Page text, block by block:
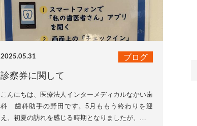
2025.05.31 ブログ
診察券に関して
こんにちは、医療法人インターメディカルなかい歯
科 歯科助手の野田です。5月ももう終わりを迎
え、初夏の訪れを感じる時期となりましたが、皆様